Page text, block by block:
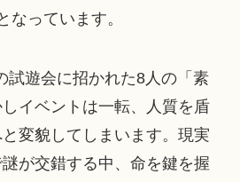
なっています。
試遊会に招かれた8人の「素
イベントは一転、人質を盾
変貌してしまいます。現実
が交錯する中、命を鍵を握